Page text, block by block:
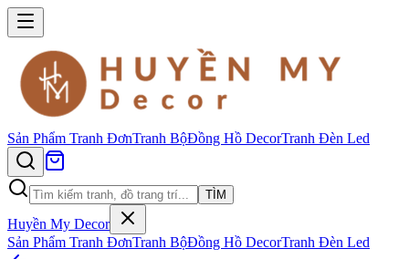
Sản Phẩm Tranh ĐơnTranh BộĐồng Hồ DecorTranh Đèn Led
TÌM
Huyền My Decor
Sản Phẩm Tranh ĐơnTranh BộĐồng Hồ DecorTranh Đèn Led